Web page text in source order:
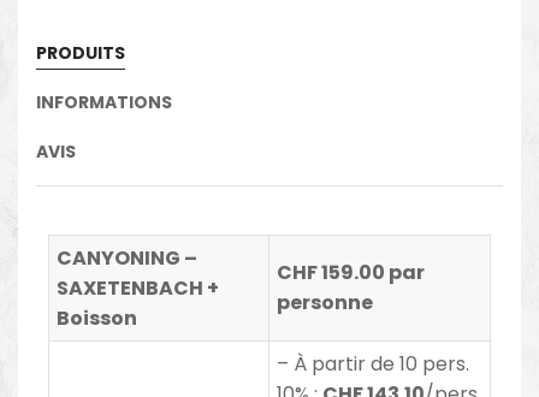
PRODUITS
INFORMATIONS
AVIS
CANYONING –
SAXETENBACH +
Boisson
CHF 159.00 par
personne
– À partir de 10 pers.